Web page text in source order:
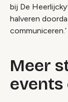
bij De
halveren
communiceren.’
Meer
events